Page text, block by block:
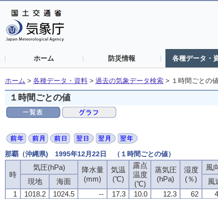
ホーム 防災情報 各種データ・
ホーム > 各種データ・資料 > 過去の気象データ検索 > １時間ごとの
１時間ごとの値
那覇（沖縄県) 1995年12月22日 （１時間ごとの値）
時
気圧(hPa)
降水量
(mm)
気温
(℃)
露点
温度
(℃)
蒸気圧
(hPa)
湿度
(％)
風
現地
海面
風
1
1018.2 1024.5 -- 17.3 10.0 12.3 62